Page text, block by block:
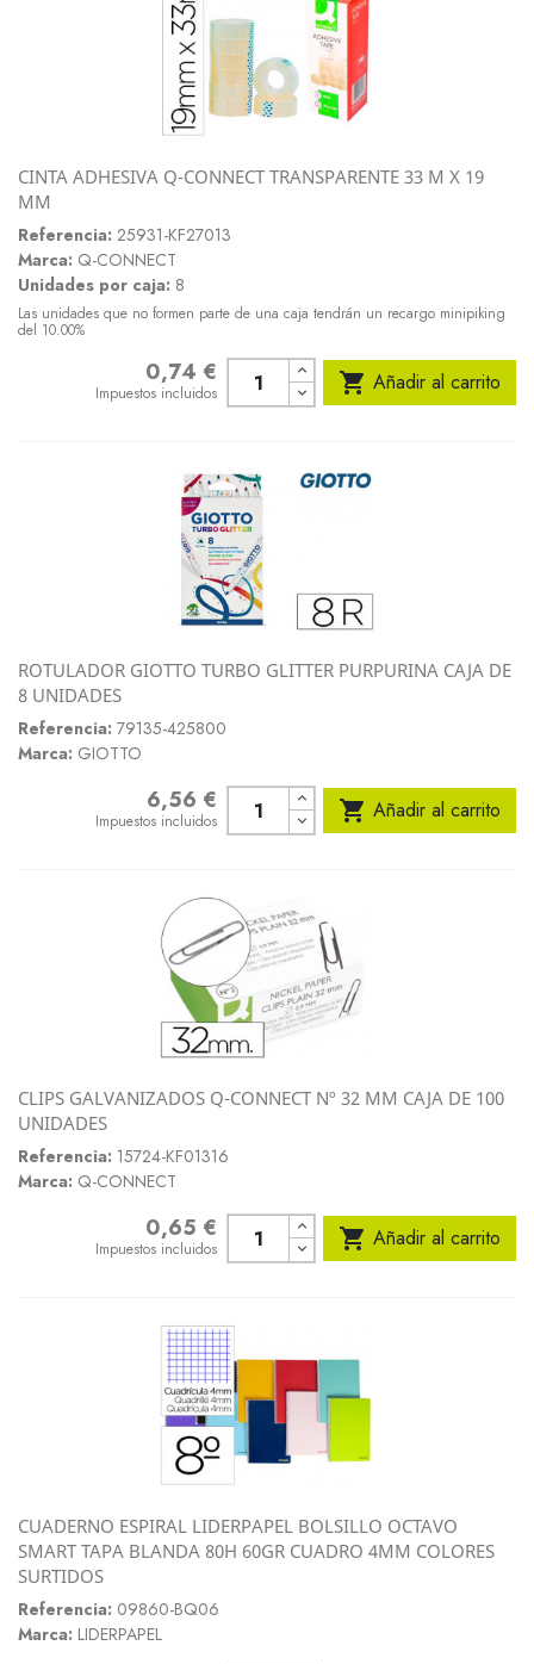
CINTA ADHESIVA Q-CONNECT TRANSPARENTE 33 M X 19
MM
Referencia: 25931-KF27013
Marca: Q-CONNECT
Unidades por caja: 8
Las unidades que no formen parte de una caja tendrán un recargo minipiking
del 10.00%
0,74 €
Impuestos incluidos  Añadir al carrito
ROTULADOR GIOTTO TURBO GLITTER PURPURINA CAJA DE
8 UNIDADES
Referencia: 79135-425800
Marca: GIOTTO
6,56 €
Impuestos incluidos  Añadir al carrito
CLIPS GALVANIZADOS Q-CONNECT Nº 32 MM CAJA DE 100
UNIDADES
Referencia: 15724-KF01316
Marca: Q-CONNECT
0,65 €
Impuestos incluidos  Añadir al carrito
CUADERNO ESPIRAL LIDERPAPEL BOLSILLO OCTAVO
SMART TAPA BLANDA 80H 60GR CUADRO 4MM COLORES
SURTIDOS
Referencia: 09860-BQ06
Marca: LIDERPAPEL